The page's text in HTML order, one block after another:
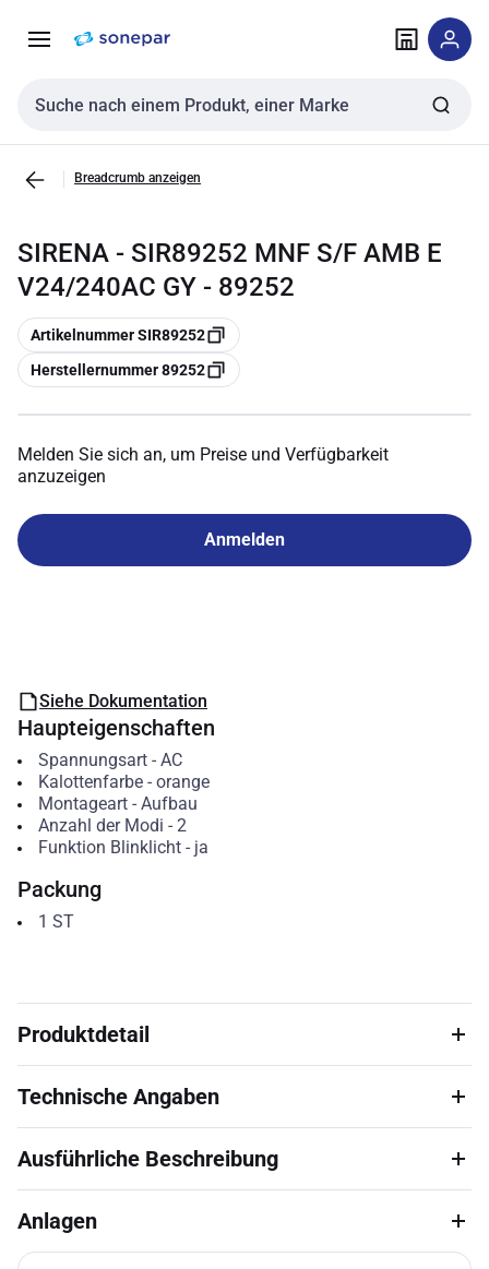
NavigationInhalt
Sucheingabe
Breadcrumb anzeigen
SIRENA - SIR89252 MNF S/F AMB E
V24/240AC GY - 89252
Kopieren
Artikelnummer SIR89252
Kopieren
Herstellernummer 89252
Melden Sie sich an, um Preise und Verfügbarkeit
anzuzeigen
Anmelden
Siehe Dokumentation
Haupteigenschaften
Spannungsart- AC
Kalottenfarbe- orange
Montageart- Aufbau
Anzahl der Modi - 2
Funktion Blinklicht- ja
Packung
1 ST
Produktdetail
Technische Angaben
Ausführliche Beschreibung
Anlagen